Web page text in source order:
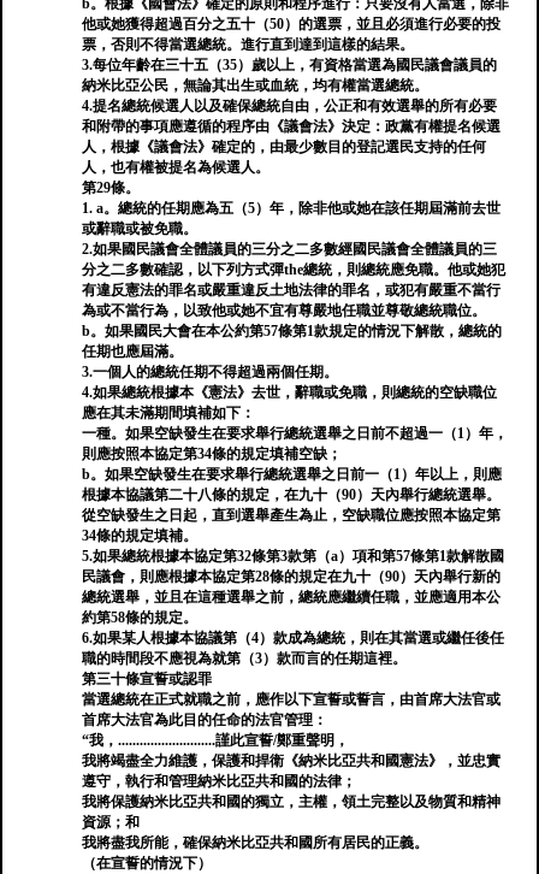
b。根據《國會法》確定的原則和程序進行：只要沒有人當選，除非
他或她獲得超過百分之五十（50）的選票，並且必須進行必要的投
票，否則不得當選總統。進行直到達到這樣的結果。
3.每位年齡在三十五（35）歲以上，有資格當選為國民議會議員的
納米比亞公民，無論其出生或血統，均有權當選總統。
4.提名總統候選人以及確保總統自由，公正和有效選舉的所有必要
和附帶的事項應遵循的程序由《議會法》決定：政黨有權提名候選
人，根據《議會法》確定的，由最少數目的登記選民支持的任何
人，也有權被提名為候選人。
第29條。
1. a。總統的任期應為五（5）年，除非他或她在該任期屆滿前去世
或辭職或被免職。
2.如果國民議會全體議員的三分之二多數經國民議會全體議員的三
分之二多數確認，以下列方式彈the總統，則總統應免職。他或她犯
有違反憲法的罪名或嚴重違反土地法律的罪名，或犯有嚴重不當行
為或不當行為，以致他或她不宜有尊嚴地任職並尊敬總統職位。
b。如果國民大會在本公約第57條第1款規定的情況下解散，總統的
任期也應屆滿。
3.一個人的總統任期不得超過兩個任期。
4.如果總統根據本《憲法》去世，辭職或免職，則總統的空缺職位
應在其未滿期間填補如下：
一種。如果空缺發生在要求舉行總統選舉之日前不超過一（1）年，
則應按照本協定第34條的規定填補空缺；
b。如果空缺發生在要求舉行總統選舉之日前一（1）年以上，則應
根據本協議第二十八條的規定，在九十（90）天內舉行總統選舉。
從空缺發生之日起，直到選舉產生為止，空缺職位應按照本協定第
34條的規定填補。
5.如果總統根據本協定第32條第3款第（a）項和第57條第1款解散國
民議會，則應根據本協定第28條的規定在九十（90）天內舉行新的
總統選舉，並且在這種選舉之前，總統應繼續任職，並應適用本公
約第58條的規定。
6.如果某人根據本協議第（4）款成為總統，則在其當選或繼任後任
職的時間段不應視為就第（3）款而言的任期這裡。
第三十條宣誓或認罪
當選總統在正式就職之前，應作以下宣誓或誓言，由首席大法官或
首席大法官為此目的任命的法官管理：
“我，...........................謹此宣誓/鄭重聲明，
我將竭盡全力維護，保護和捍衛《納米比亞共和國憲法》，並忠實
遵守，執行和管理納米比亞共和國的法律；
我將保護納米比亞共和國的獨立，主權，領土完整以及物質和精神
資源；和
我將盡我所能，確保納米比亞共和國所有居民的正義。
（在宣誓的情況下）